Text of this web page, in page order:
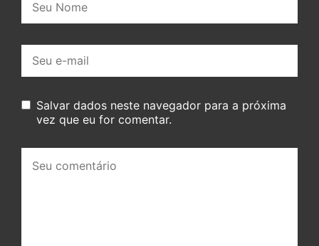
mail:
Salvar dados neste navegador para a próxima
vez que eu for comentar.
comentário: